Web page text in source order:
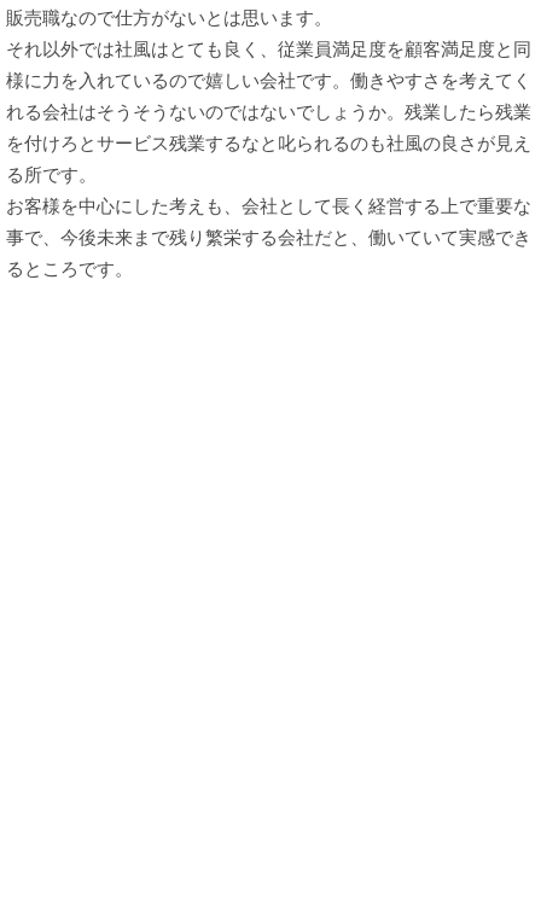
販売職なので仕方がないとは思います。
それ以外では社風はとても良く、従業員満足度を顧客満足度と同
様に力を入れているので嬉しい会社です。働きやすさを考えてく
れる会社はそうそうないのではないでしょうか。残業したら残業
を付けろとサービス残業するなと叱られるのも社風の良さが見え
る所です。
お客様を中心にした考えも、会社として長く経営する上で重要な
事で、今後未来まで残り繁栄する会社だと、働いていて実感でき
るところです。